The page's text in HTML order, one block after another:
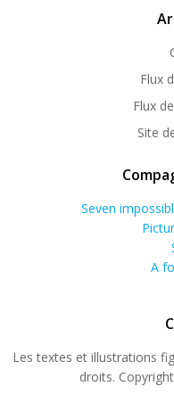
Flux
Flux
Site
Seven
A
Les textes et illustrations
droits.